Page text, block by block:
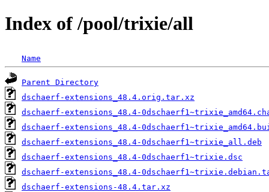
Index of /pool/trixie/all
Name
Parent Directory
dschaerf-extensions_48.4.orig.tar.xz
dschaerf-extensions_48.4-
dschaerf-extensions_48.4-
dschaerf-extensions_48.4-0dschaerf1~trixie_all.deb
dschaerf-extensions_48.4-0dschaerf1~trixie.dsc
dschaerf-extensions_48.4-
dschaerf-extensions-48.4.tar.xz